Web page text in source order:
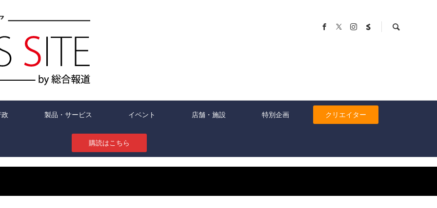
製品・サービス イベント 店舗・施設 特別企画 クリエイター
購読はこちら